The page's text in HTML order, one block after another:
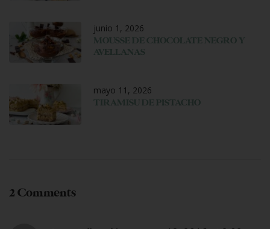
junio 1, 2026
MOUSSE DE CHOCOLATE NEGRO Y
AVELLANAS
mayo 11, 2026
TIRAMISU DE PISTACHO
2 Comments